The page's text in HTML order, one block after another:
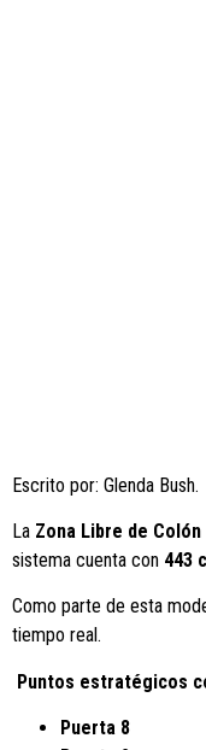
Escrito por: Glenda Bush.
La Zona Libre de Colón
sistema cuenta con 443
Como parte de esta
tiempo real.
Puntos estratégicos
Puerta 8